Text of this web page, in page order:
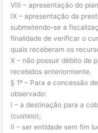
VIII – apresentação do
IX – apresentação da
submetendo-se a
finalidade de verificar o
quais receberam os
X – não possuir débito de
recebidos anteriormente.
§ 1º – Para a concessão
observado:
I – a destinação para a
(custeio);
II – ser entidade sem fim